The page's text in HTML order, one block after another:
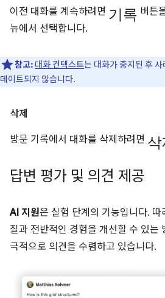
이전 대화를 계속하려면 기록 버튼
뉴에서 선택합니다.
참고: 대화 컨텍스트는 대화가 중지된 후
데이트되지 않습니다.
삭제
방문 기록에서 대화를 삭제하려면 삭
답변 평가 및 의견 제공
AI 지원은 실험 단계의 기능입니다.
질과 전반적인 경험을 개선할 수 있는
극적으로 의견을 수렴하고 있습니다.